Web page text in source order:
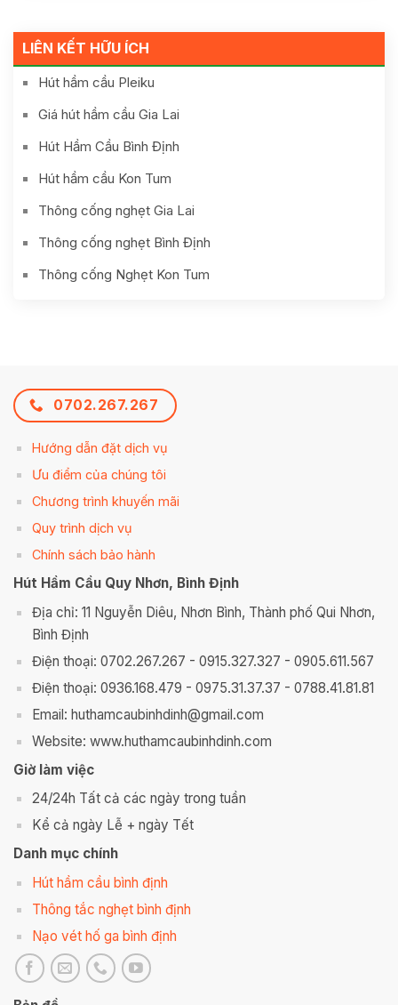
LIÊN KẾT HỮU ÍCH
Hút hầm cầu Pleiku
Giá hút hầm cầu Gia Lai
Hút Hầm Cầu Bình Định
Hút hầm cầu Kon Tum
Thông cống nghẹt Gia Lai
Thông cống nghẹt Bình Định
Thông cống Nghẹt Kon Tum
0702.267.267
Hướng dẫn đặt dịch vụ
Ưu điểm của chúng tôi
Chương trình khuyến mãi
Quy trình dịch vụ
Chính sách bảo hành
Hút Hầm Cầu Quy Nhơn, Bình Định
Địa chỉ: 11 Nguyễn Diêu, Nhơn Bình, Thành phố Qui Nhơn,
Bình Định
Điện thoại: 0702.267.267 - 0915.327.327 - 0905.611.567
Điện thoại: 0936.168.479 - 0975.31.37.37 - 0788.41.81.81
Email: huthamcaubinhdinh@gmail.com
Website: www.huthamcaubinhdinh.com
Giờ làm việc
24/24h Tất cả các ngày trong tuần
Kể cả ngày Lễ + ngày Tết
Danh mục chính
Hút hầm cầu bình định
Thông tắc nghẹt bình định
Nạo vét hố ga bình định